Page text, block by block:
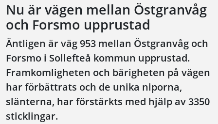
Nu är vägen mellan Östgranvåg
och Forsmo upprustad
Äntligen är väg 953 mellan Östgranvåg och
Forsmo i Sollefteå kommun upprustad.
Framkomligheten och bärigheten på vägen
har förbättrats och de unika niporna,
slänterna, har förstärkts med hjälp av 3350
sticklingar.